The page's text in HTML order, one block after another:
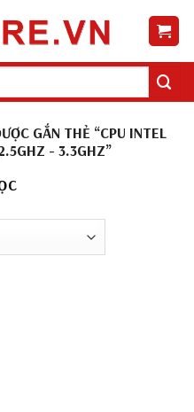
GẮN THẺ “CPU INTEL
- 3.3GHZ”